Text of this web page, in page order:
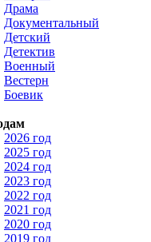
Драма
Документальный
Детский
Детектив
Военный
Вестерн
Боевик
2026 год
2025 год
2024 год
2023 год
2022 год
2021 год
2020 год
2019 год